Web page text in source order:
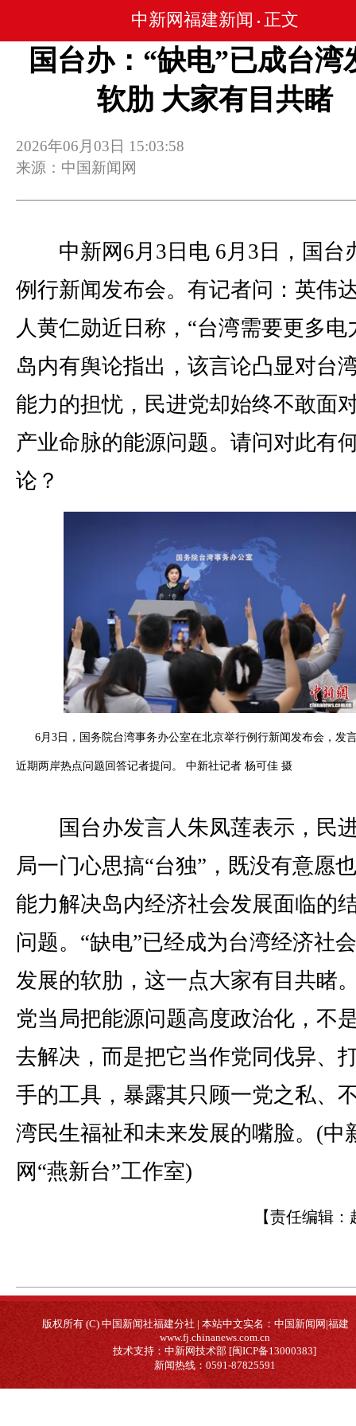
中新网福建新闻 • 正文
国台办：“缺电”已成台湾
软肋 大家有目共睹
2026年06月03日 15:03:58
来源：中国新闻网
中新网6月3日电 6月3日，国台
例行新闻发布会。有记者问：英伟
人黄仁勋近日称，“台湾需要更多电
岛内有舆论指出，该言论凸显对台
能力的担忧，民进党却始终不敢面
产业命脉的能源问题。请问对此有
论？
6月3日，国务院台湾事务办公室在北京举行例行新闻发布会，发
近期两岸热点问题回答记者提问。 中新社记者 杨可佳 摄
国台办发言人朱凤莲表示，民
局一门心思搞“台独”，既没有意愿
能力解决岛内经济社会发展面临的
问题。“缺电”已经成为台湾经济社
发展的软肋，这一点大家有目共睹
党当局把能源问题高度政治化，不
去解决，而是把它当作党同伐异、
手的工具，暴露其只顾一党之私、
湾民生福祉和未来发展的嘴脸。(中
网“燕新台”工作室)
【责任编辑：
版权所有 (C) 中国新闻社福建分社 | 本站中文实名：中国新闻网|福建
www.fj.chinanews.com.cn
技术支持：中新网技术部 [闽ICP备13000383]
新闻热线：0591-87825591